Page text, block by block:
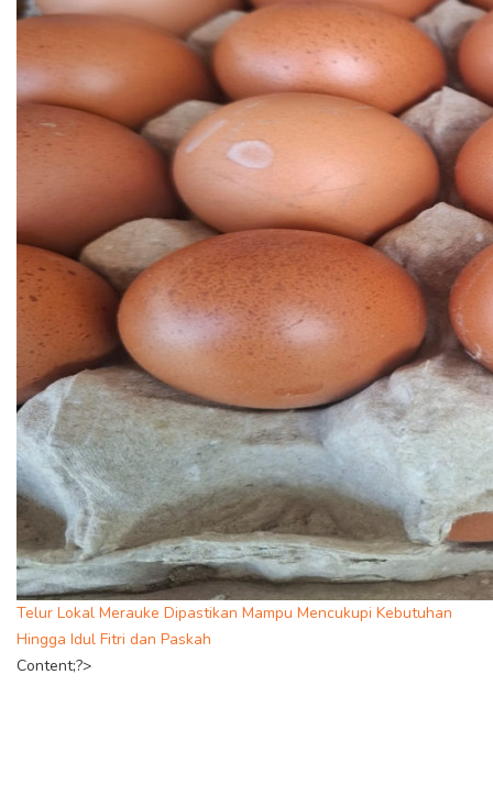
Telur Lokal Merauke Dipastikan Mampu Mencukupi Kebutuhan
Hingga Idul Fitri dan Paskah
Content;?>